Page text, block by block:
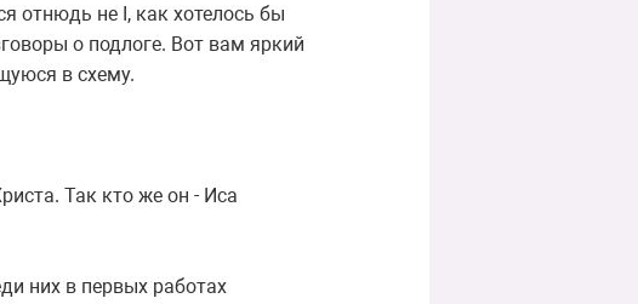
отнюдь не I, как хотелось бы
о подлоге. Вот вам яркий
в схему.
Так кто же он - Иса
них в первых работах